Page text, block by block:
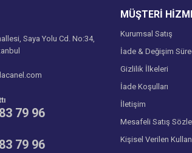
Saya Yolu Cd. No:34,
79 96
79 96
MÜŞTERİ
Kurumsal Satış
İade & Değişim
Gizlilik İlkeleri
İade Koşulları
İletişim
Mesafeli Satış
Kişisel Verilen